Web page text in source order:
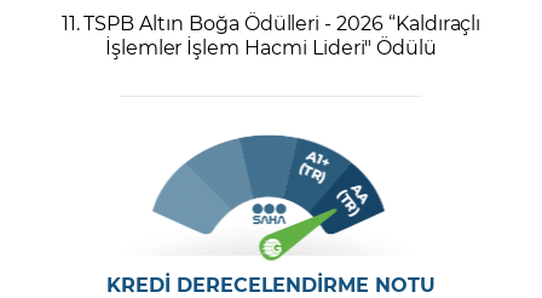
11. TSPB Altın Boğa Ödülleri - 2026 “Kaldıraçlı
İşlemler İşlem Hacmi Lideri" Ödülü
KREDİ DERECELENDİRME NOTU